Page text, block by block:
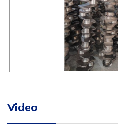
Video